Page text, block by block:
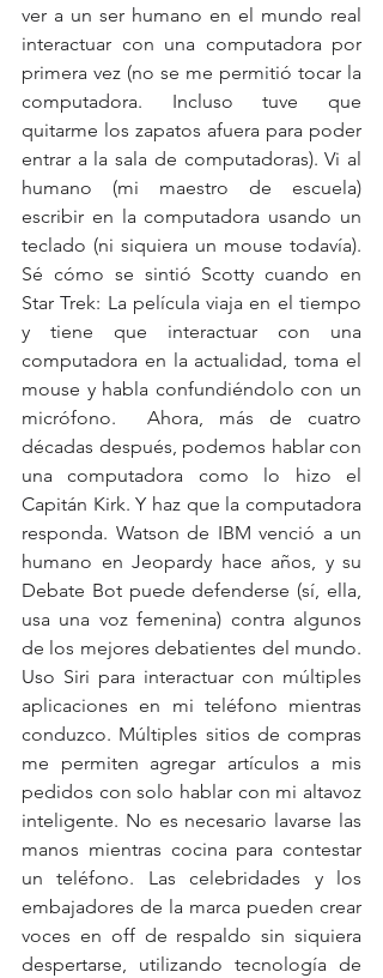
ver a un ser humano en el mundo real
interactuar con una computadora por
primera vez (no se me permitió tocar la
computadora. Incluso tuve que
quitarme los zapatos afuera para poder
entrar a la sala de computadoras). Vi al
humano (mi maestro de escuela)
escribir en la computadora usando un
teclado (ni siquiera un mouse todavía).
Sé cómo se sintió Scotty cuando en
Star Trek: La película viaja en el tiempo
y tiene que interactuar con una
computadora en la actualidad, toma el
mouse y habla confundiéndolo con un
micrófono.  Ahora, más de cuatro
décadas después, podemos hablar con
una computadora como lo hizo el
Capitán Kirk. Y haz que la computadora
responda. Watson de IBM venció a un
humano en Jeopardy hace años, y su
Debate Bot puede defenderse (sí, ella,
usa una voz femenina) contra algunos
de los mejores debatientes del mundo.
Uso Siri para interactuar con múltiples
aplicaciones en mi teléfono mientras
conduzco. Múltiples sitios de compras
me permiten agregar artículos a mis
pedidos con solo hablar con mi altavoz
inteligente. No es necesario lavarse las
manos mientras cocina para contestar
un teléfono. Las celebridades y los
embajadores de la marca pueden crear
voces en off de respaldo sin siquiera
despertarse, utilizando tecnología de